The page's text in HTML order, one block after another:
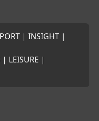
| INSIGHT |
| LEISURE |